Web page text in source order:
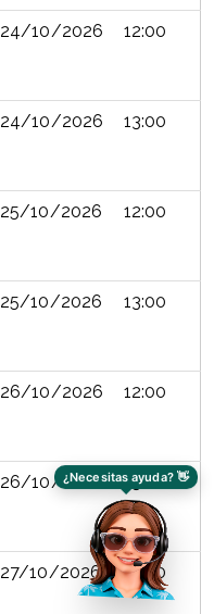
¿Necesitas ayuda? 👋
24/10/2026 12:00
24/10/2026 13:00
25/10/2026 12:00
25/10/2026 13:00
26/10/2026 12:00
26/10/2026 13:00
27/10/2026 12:00